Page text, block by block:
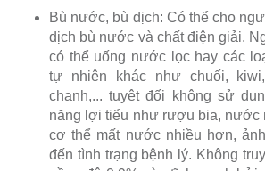
Bù nước, bù dịch: Có thể cho
dịch bù nước và chất điện giải.
có thể uống nước lọc hay các
tự nhiên khác như chuối,
chanh,... tuyệt đối không sử
năng lợi tiểu như rượu bia, nước
cơ thể mất nước nhiều hơn,
đến tình trạng bệnh lý. Không